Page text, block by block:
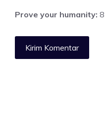
Prove your humanity: